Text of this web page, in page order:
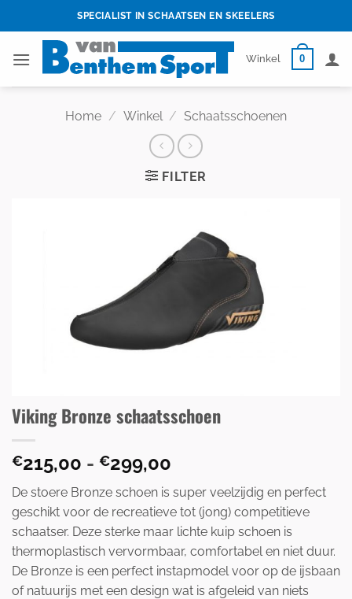
to
SPECIALIST IN SCHAATSEN EN SKEELERS
Winkel 0
Home / Winkel / Schaatsschoenen
FILTER
Viking Bronze schaatsschoen
€215,00 - €299,00
€215,00
tot
€299,00
De stoere Bronze schoen is super veelzijdig en perfect
geschikt voor de recreatieve tot (jong) competitieve
schaatser. Deze sterke maar lichte kuip schoen is
thermoplastisch vervormbaar, comfortabel en niet duur.
De Bronze is een perfect instapmodel voor op de ijsbaan
of natuurijs met een design wat is afgeleid van niets